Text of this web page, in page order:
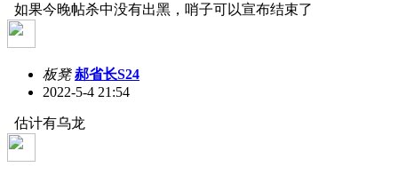
如果今晚帖杀中没有出黑，哨子可以宣布结束了
板凳 郝省长S24
2022-5-4 21:54
估计有乌龙